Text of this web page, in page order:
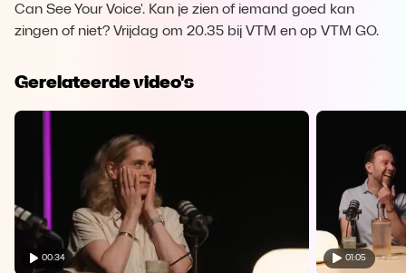
Can See Your Voice'. Kan je zien of iemand goed kan
zingen of niet? Vrijdag om 20.35 bij VTM en op VTM GO.
Gerelateerde video's
00:34 01:05